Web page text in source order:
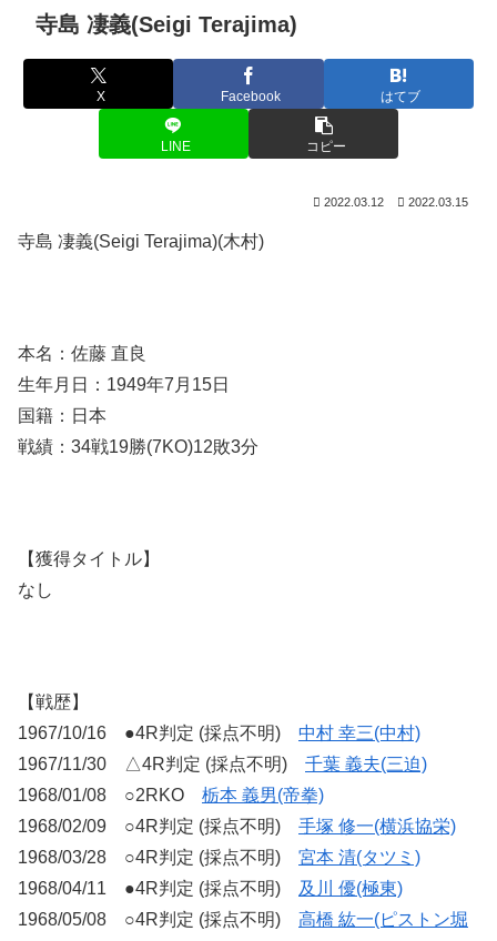
寺島 凄義(Seigi Terajima)
X Facebook はてブ
LINE コピー
2022.03.12 2022.03.15
寺島 凄義(Seigi Terajima)(木村)
本名：佐藤 直良
生年月日：1949年7月15日
国籍：日本
戦績：34戦19勝(7KO)12敗3分
【獲得タイトル】
なし
【戦歴】
1967/10/16 ●4R判定 (採点不明) 中村 幸三(中村)
1967/11/30 △4R判定 (採点不明) 千葉 義夫(三迫)
1968/01/08 ○2RKO 栃本 義男(帝拳)
1968/02/09 ○4R判定 (採点不明) 手塚 修一(横浜協栄)
1968/03/28 ○4R判定 (採点不明) 宮本 清(タツミ)
1968/04/11 ●4R判定 (採点不明)
及川 優(極東)
1968/05/08 ○4R判定 (採点不明) 高橋 紘一(ピストン堀